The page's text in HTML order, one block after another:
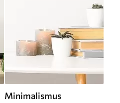
Minimalismus